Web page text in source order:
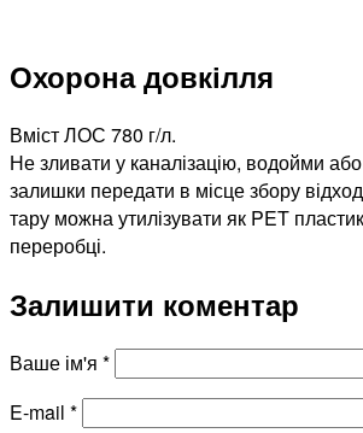
Охорона довкілля
Вміст ЛОС 780 г/л.
Не зливати у каналізацію, водойми або
залишки передати в місце збору
тару можна утилізувати як PET
переробці.
Залишити коментар
Ваше ім'я *
E-mail *